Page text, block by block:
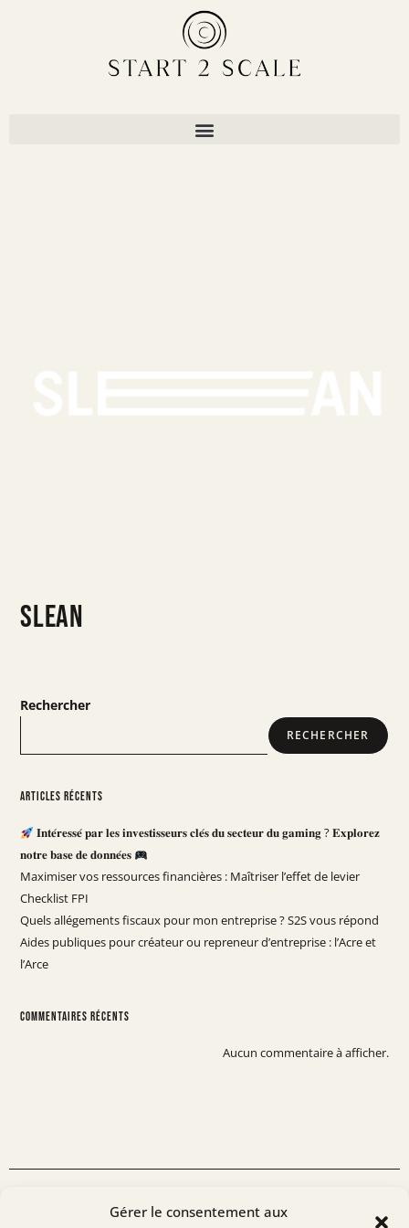
Gérer le consentement aux
SLEAN
Rechercher
RECHERCHER
Articles récents
𝐈𝐧𝐭𝐞́𝐫𝐞𝐬𝐬𝐞́ 𝐩𝐚𝐫 𝐥𝐞𝐬 𝐢𝐧𝐯𝐞𝐬𝐭𝐢𝐬𝐬𝐞𝐮𝐫𝐬 𝐜𝐥𝐞́𝐬 𝐝𝐮 𝐬𝐞𝐜𝐭𝐞𝐮𝐫 𝐝𝐮 𝐠𝐚𝐦𝐢𝐧𝐠 ? 𝐄𝐱𝐩𝐥𝐨𝐫𝐞𝐳
𝐧𝐨𝐭𝐫𝐞 𝐛𝐚𝐬𝐞 𝐝𝐞 𝐝𝐨𝐧𝐧𝐞́𝐞𝐬
Maximiser vos ressources financières : Maîtriser l’effet de levier
Checklist FPI
Quels allégements fiscaux pour mon entreprise ? S2S vous répond
Aides publiques pour créateur ou repreneur d’entreprise : l’Acre et
l’Arce
Commentaires récents
Aucun commentaire à afficher.